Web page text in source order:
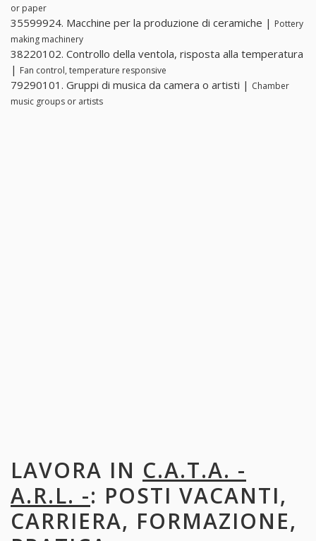
or paper
35599924. Macchine per la produzione di ceramiche | Pottery
making machinery
38220102. Controllo della ventola, risposta alla temperatura
| Fan control, temperature responsive
79290101. Gruppi di musica da camera o artisti | Chamber
music groups or artists
LAVORA IN C.A.T.A. -
A.R.L. -: POSTI VACANTI,
CARRIERA, FORMAZIONE,